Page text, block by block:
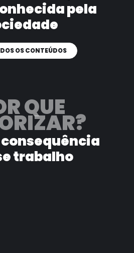
pela
OS CONTEÚDOS
QUE
consequência
trabalho